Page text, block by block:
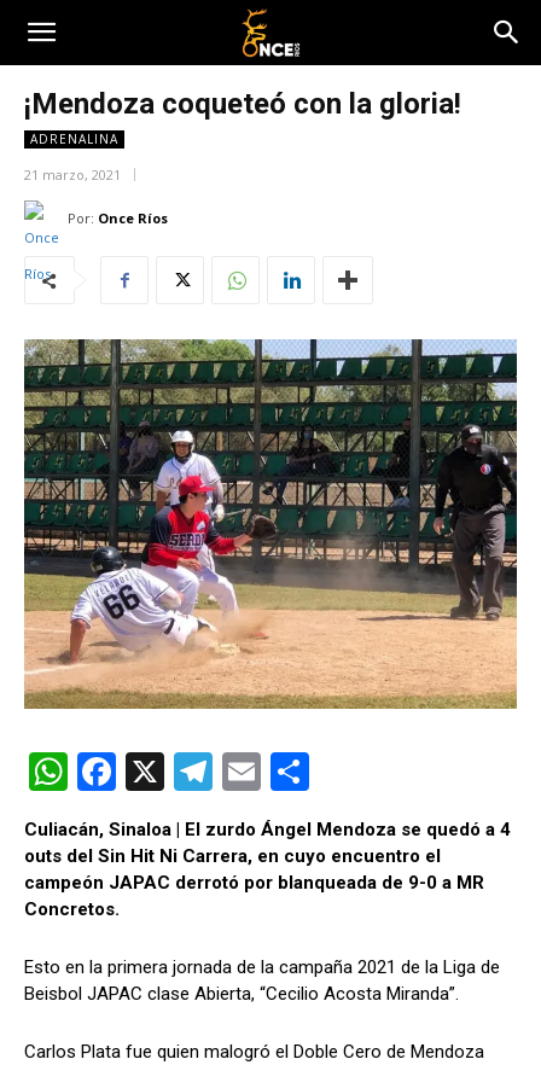
¡Mendoza coqueteó con la gloria!
ADRENALINA
21 marzo, 2021
Por: Once Ríos
W
at
s
A
p
p
F
ce
b
o
o
k
X
T
e
gr
m
E
m
ail m
p
tir
Culiacán, Sinaloa | El zurdo Ángel Mendoza se quedó a 4
outs del Sin Hit Ni Carrera, en cuyo encuentro el
campeón JAPAC derrotó por blanqueada de 9-0 a MR
Concretos.
Esto en la primera jornada de la campaña 2021 de la Liga de
Beisbol JAPAC clase Abierta, “Cecilio Acosta Miranda”.
Carlos Plata fue quien malogró el Doble Cero de Mendoza